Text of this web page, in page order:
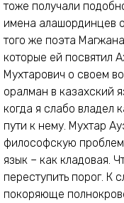
тоже получали
имена алашординцев
того же поэта
которые ей посвятил
Мухтарович о своем
оралман в казахский
когда я слабо владел
пути к нему. Мухтар
философскую
язык – как кладовая.
переступить порог. К
покоряюще